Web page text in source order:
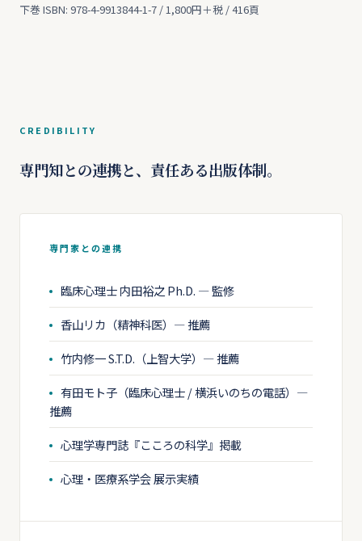
下巻 ISBN: 978-4-9913844-1-7 / 1,800円＋税 / 416頁
CREDIBILITY
専門知との連携と、責任ある出版体制。
専門家との連携
臨床心理士 内田裕之 Ph.D. — 監修
香山リカ（精神科医）— 推薦
竹内修一 S.T.D.（上智大学）— 推薦
有田モト子（臨床心理士 / 横浜いのちの電話）—
推薦
心理学専門誌『こころの科学』掲載
心理・医療系学会 展示実績